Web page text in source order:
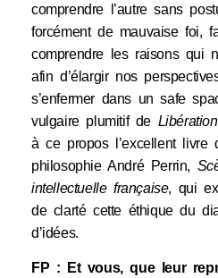
comprendre l’autre sans
forcément de mauvaise foi,
comprendre les raisons qui
afin d’élargir nos
s’enfermer dans un safe
vulgaire plumitif de Libération
à ce propos l’excellent livre
philosophie André Perrin,
intellectuelle française, qui
de clarté cette éthique du
d’idées.
FP : Et vous, que leur